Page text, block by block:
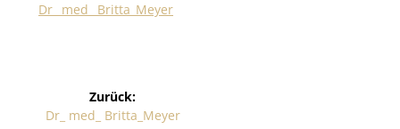
Dr_ med_ Britta_Meyer
Zurück:
Dr_ med_ Britta_Meyer